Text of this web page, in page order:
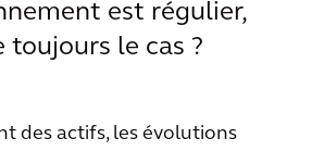
est régulier,
toujours le cas ?
des actifs, les évolutions